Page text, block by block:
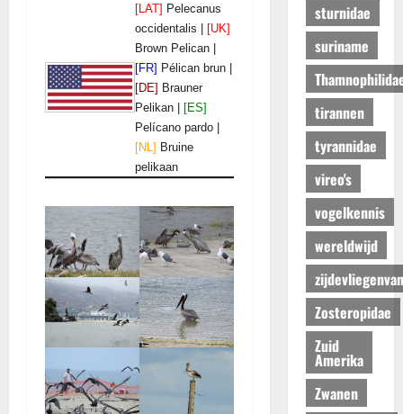
[LAT] Pelecanus
occidentalis |
[UK]
Brown Pelican |
[FR] Pélican brun |
[DE] Brauner
Pelikan |
[ES]
Pelícano pardo |
[NL] Bruine
pelikaan
sturnidae
suriname
tirannen
tyrannidae
vireo's
vogelkennis
wereldwijd
Zosteropidae
Zuid
Amerika
Zwanen